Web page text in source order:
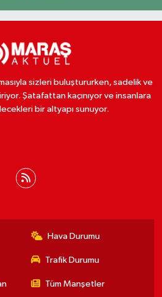
sizleri buluştururken, sadelik ve
Şatafattan kaçınıyor ve insanlara
bir altyapı sunuyor.
Hava Durumu
Trafik Durumu
Tüm Manşetler